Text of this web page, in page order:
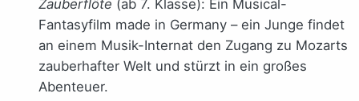
Zauberflöte (ab 7. Klasse): Ein Musical-
Fantasyfilm made in Germany – ein Junge findet
an einem Musik-Internat den Zugang zu Mozarts
zauberhafter Welt und stürzt in ein großes
Abenteuer.